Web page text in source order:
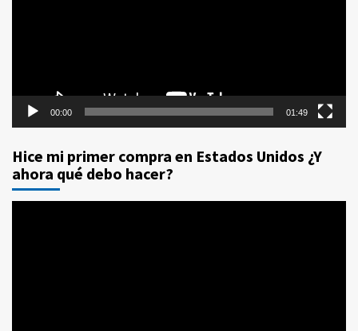
00:00 01:49
Hice mi primer compra en Estados Unidos ¿Y
ahora qué debo hacer?